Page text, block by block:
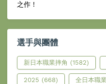
之作！
選手與團體
新日本職業摔角 (1582)
2025 (668) 全日本職